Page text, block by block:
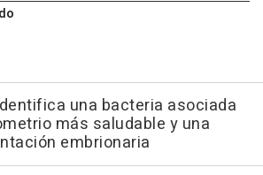
una bacteria asociada
más saludable y una
embrionaria